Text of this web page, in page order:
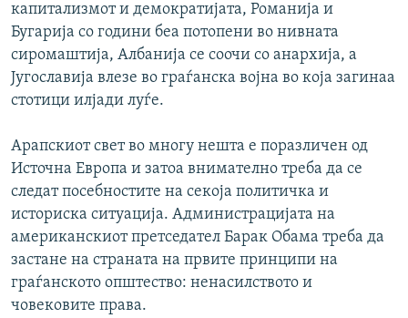
капитализмот и демократијата, Романија и
Бугарија со години беа потопени во нивната
сиромаштија, Албанија се соочи со анархија, а
Југославија влезе во граѓанска војна во која загинаа
стотици илјади луѓе.
Арапскиот свет во многу нешта е поразличен од
Источна Европа и затоа внимателно треба да се
следат посебностите на секоја политичка и
историска ситуација. Администрацијата на
американскиот претседател Барак Обама треба да
застане на страната на првите принципи на
граѓанското општество: ненасилството и
човековите права.